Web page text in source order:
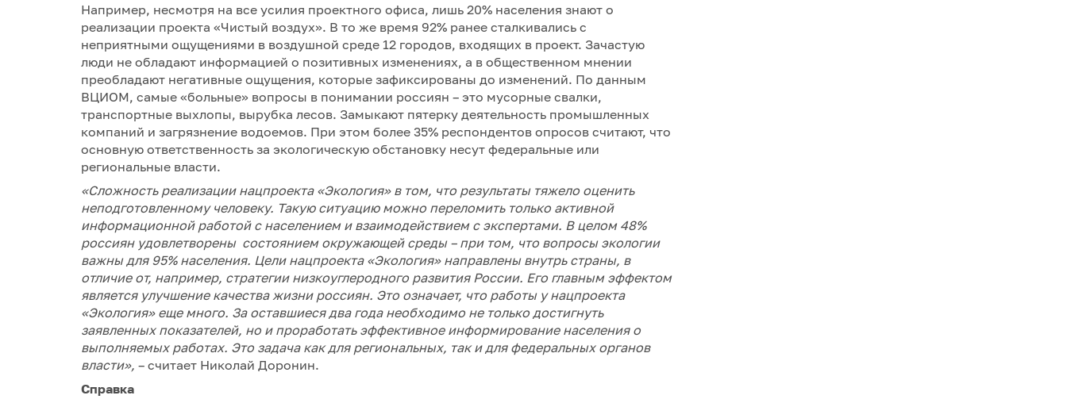
Например, несмотря на все усилия проектного офиса, лишь 20% населения знают о
реализации проекта «Чистый воздух». В то же время 92% ранее сталкивались с
неприятными ощущениями в воздушной среде 12 городов, входящих в проект. Зачастую
люди не обладают информацией о позитивных изменениях, а в общественном мнении
преобладают негативные ощущения, которые зафиксированы до изменений. По данным
ВЦИОМ, самые «больные» вопросы в понимании россиян – это мусорные свалки,
транспортные выхлопы, вырубка лесов. Замыкают пятерку деятельность промышленных
компаний и загрязнение водоемов. При этом более 35% респондентов опросов считают, что
основную ответственность за экологическую обстановку несут федеральные или
региональные власти.
«Сложность реализации нацпроекта «Экология» в том, что результаты тяжело оценить
неподготовленному человеку. Такую ситуацию можно переломить только активной
информационной работой с населением и взаимодействием с экспертами. В целом 48%
россиян удовлетворены состоянием окружающей среды – при том, что вопросы экологии
важны для 95% населения. Цели нацпроекта «Экология»направлены внутрь страны, в
отличие от, например, стратегии низкоуглеродного развития России. Его главным эффектом
является улучшение качества жизни россиян. Это означает, что работы у нацпроекта
«Экология» еще много. За оставшиеся два года необходимо не только достигнуть
заявленных показателей, но и проработать эффективное информирование населения о
выполняемых работах. Это задача как для региональных, так и для федеральных органов
власти», – считает Николай Доронин.
Справка